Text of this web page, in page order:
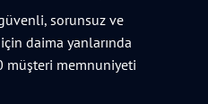
sorunsuz ve
daima yanlarında
müşteri memnuniyeti